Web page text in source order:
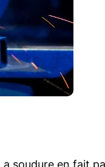
soudure en fait